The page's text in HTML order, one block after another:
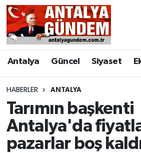
Antalya Güncel Siyaset
HABERLER ANTALYA
Tarımın başkenti
Antalya'da
pazarlar boş
Antalya
Asayiş
Bilim & Teknoloji
Bölge
EĞİTİM
Antalya Nöbetçi Eczaneler
Antalya Hava Durumu
Antalya Namaz Vakitleri
Antalya Trafik Yoğunluk
Süper Lig Puan Durumu ve